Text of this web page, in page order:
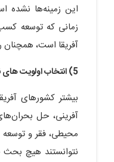
این زمینه‌ها
زمانی که توسعه
آفریقا است، همچنان
5) انتخاب اولویت های نادرست
بیشتر کشورهای
آفرینی، حل
محیطی، فقر و
نتوانستند هیچ